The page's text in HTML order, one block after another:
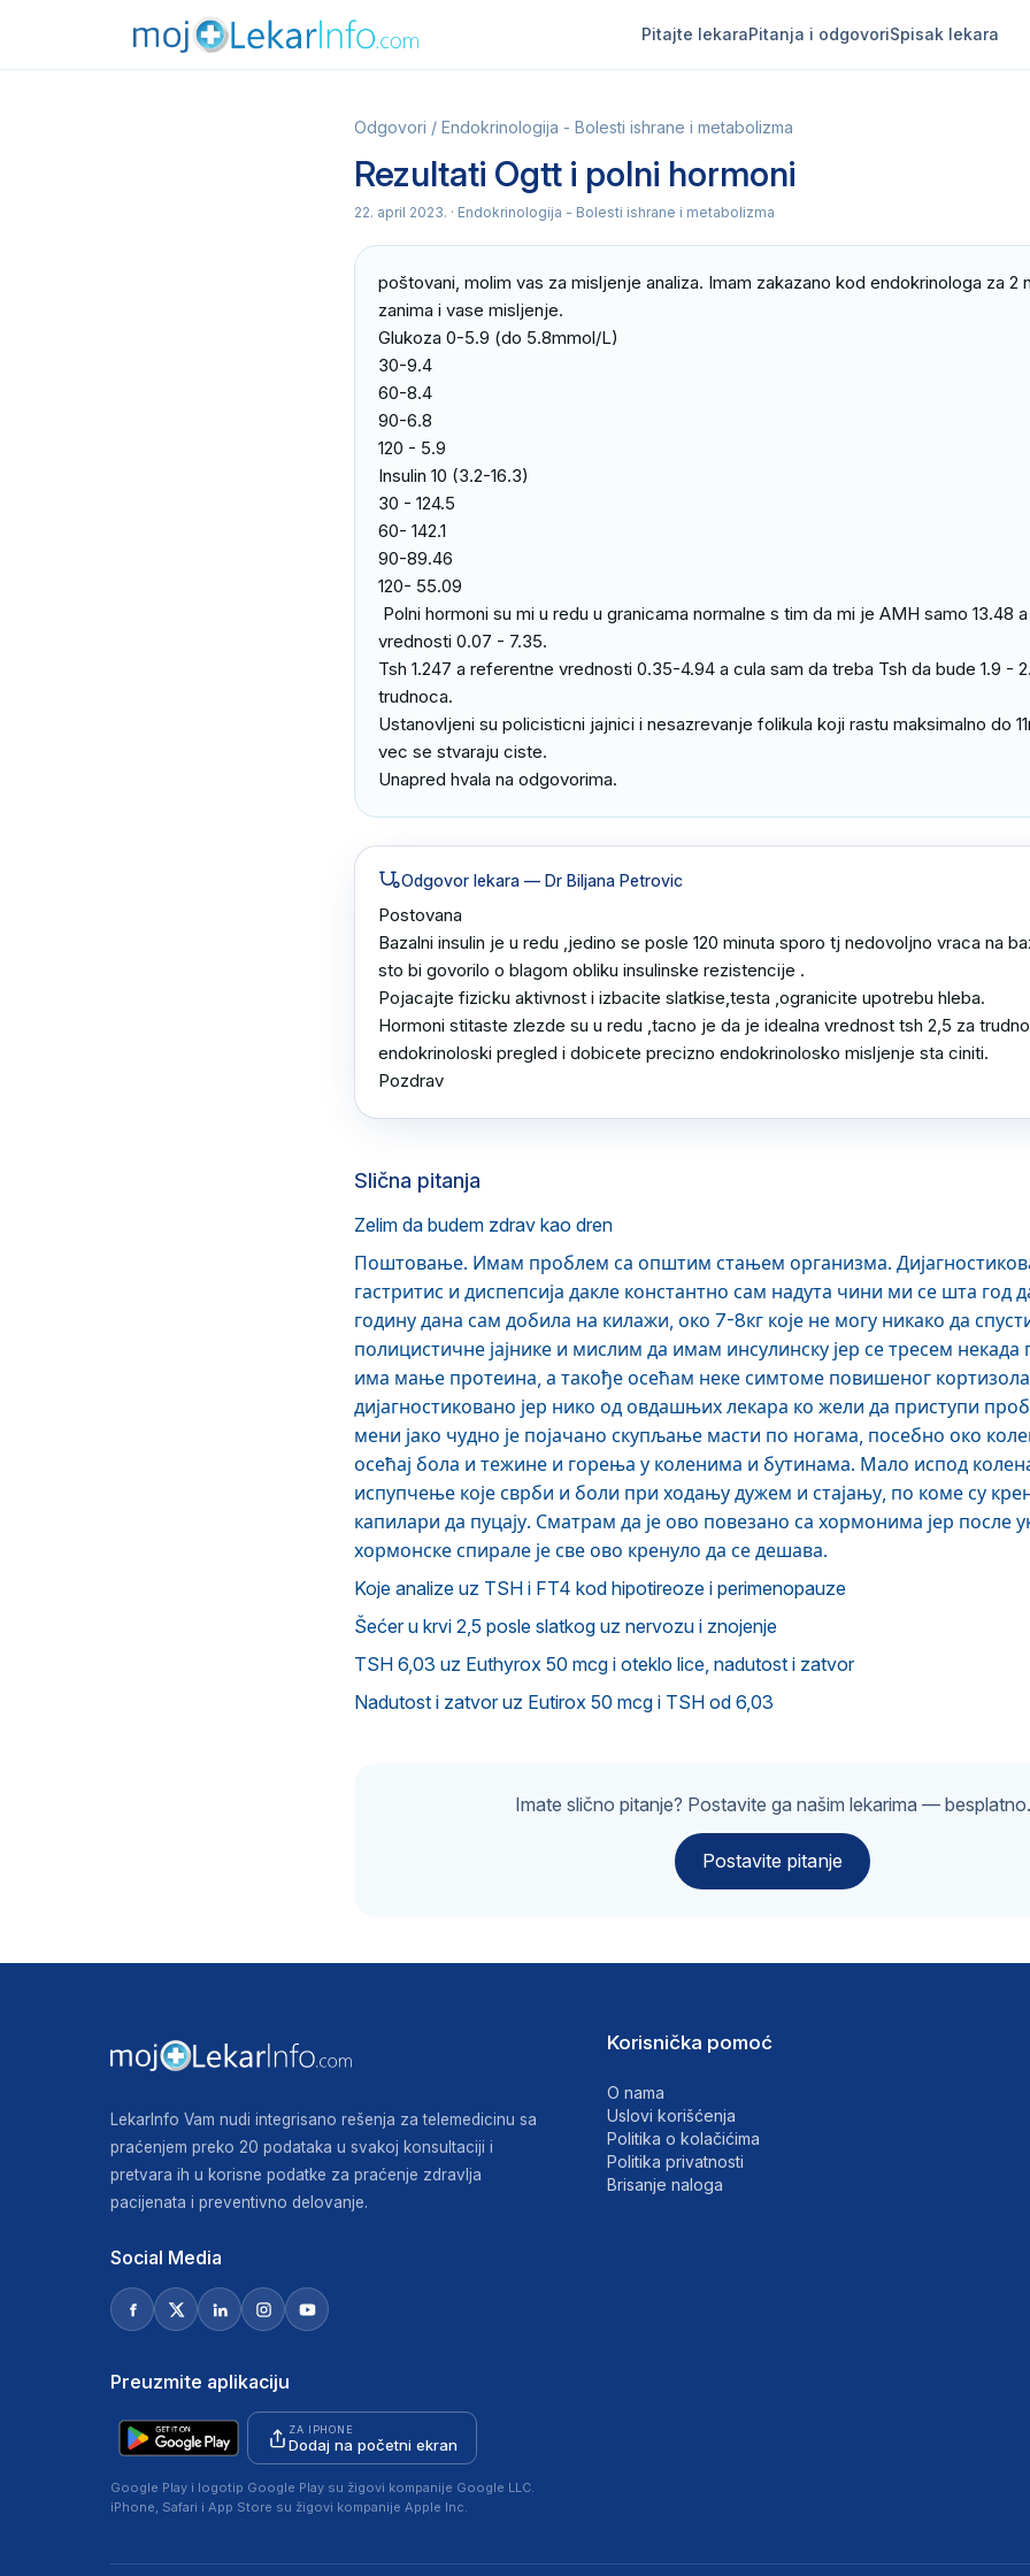
Pitajte lekaraPitanja i odgovoriSpisak lekara
Odgovori / Endokrinologija - Bolesti ishrane i metabolizma
Rezultati Ogtt i polni hormoni
22. april 2023. · Endokrinologija - Bolesti ishrane i metabolizma
poštovani, molim vas za misljenje analiza. Imam zakazano kod endokrinologa za 2
zanima i vase misljenje.
Glukoza 0-5.9 (do 5.8mmol/L)
30-9.4
60-8.4
90-6.8
120 - 5.9
Insulin 10 (3.2-16.3)
30 - 124.5
60- 142.1
90-89.46
120- 55.09
vrednosti 0.07 - 7.35.
Tsh 1.247 a referentne vrednosti 0.35-4.94 a cula sam da treba Tsh da bude 1.9 -
trudnoca.
Ustanovljeni su policisticni jajnici i nesazrevanje folikula koji rastu maksimalno do
vec se stvaraju ciste.
Unapred hvala na odgovorima.
Odgovor lekara — Dr Biljana Petrovic
Postovana
Bazalni insulin je u redu ,jedino se posle 120 minuta sporo tj nedovoljno vraca na
sto bi govorilo o blagom obliku insulinske rezistencije .
Pojacajte fizicku aktivnost i izbacite slatkise,testa ,ogranicite upotrebu hleba.
Hormoni stitaste zlezde su u redu ,tacno je da je idealna vrednost tsh 2,5 za
endokrinoloski pregled i dobicete precizno endokrinolosko misljenje sta ciniti.
Pozdrav
Slična pitanja
Zelim da budem zdrav kao dren
Поштовање. Имам проблем са општим стањем организма.
гастритис и диспепсија дакле константно сам надута чини ми се шта год
годину дана сам добила на килажи, око 7-8кг које не могу никако да
полицистичне јајнике и мислим да имам инсулинску јер се тресем некада
има мање протеина, а такође осећам неке симтоме повишеног кортизола.
дијагностиковано јер нико од овдашњих лекара ко жели да приступи
мени јако чудно је појачано скупљање масти по ногама, посебно око
осећај бола и тежине и горења у коленима и бутинама. Мало испод
испупчење које сврби и боли при ходању дужем и стајању, по коме су
капилари да пуцају. Сматрам да је ово повезано са хормонима јер после
хормонске спирале је све ово кренуло да се дешава.
Koje analize uz TSH i FT4 kod hipotireoze i perimenopauze
Šećer u krvi 2,5 posle slatkog uz nervozu i znojenje
TSH 6,03 uz Euthyrox 50 mcg i oteklo lice, nadutost i zatvor
Nadutost i zatvor uz Eutirox 50 mcg i TSH od 6,03
Imate slično pitanje? Postavite ga našim lekarima — besplatno.
Postavite pitanje
LekarInfo Vam nudi integrisano rešenja za telemedicinu sa
praćenjem preko 20 podataka u svakoj konsultaciji i
pretvara ih u korisne podatke za praćenje zdravlja
pacijenata i preventivno delovanje.
Social Media
Preuzmite aplikaciju
ZA IPHONE
Dodaj na početni ekran
Google Play i logotip Google Play su žigovi kompanije Google LLC.
iPhone, Safari i App Store su žigovi kompanije Apple Inc.
Korisnička pomoć
O nama
Uslovi korišćenja
Politika o kolačićima
Politika privatnosti
Brisanje naloga